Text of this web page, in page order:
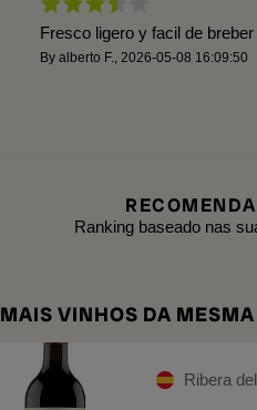
Fresco ligero y facil de breber
By alberto F. 2026-05-08 16:09:50
Ranking baseado nas
MAIS VINHOS DA
Ribera del